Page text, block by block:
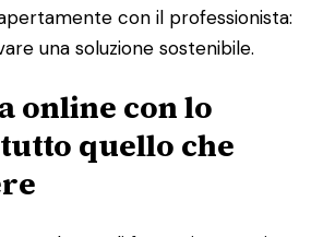
con il professionista:
una soluzione sostenibile.
online con lo
quello che